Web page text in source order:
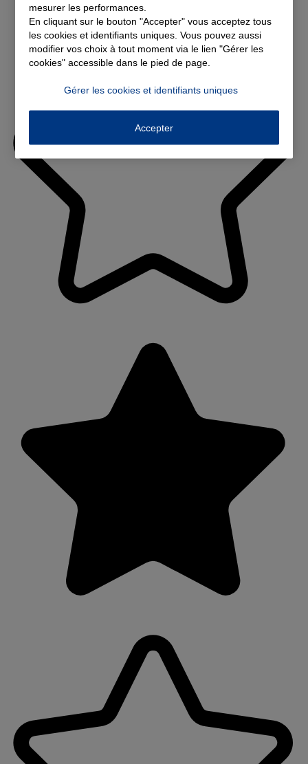
mesurer les performances.
En cliquant sur le bouton "Accepter" vous acceptez tous
les cookies et identifiants uniques. Vous pouvez aussi
modifier vos choix à tout moment via le lien "Gérer les
cookies" accessible dans le pied de page.
Gérer les cookies et identifiants uniques
Accepter